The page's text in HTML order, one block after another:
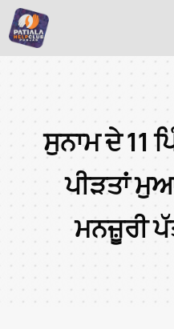
ਸੁਨਾਮ ਦੇ 11
ਪੀੜਤਾਂ
ਮਨਜ਼ੂਰੀ